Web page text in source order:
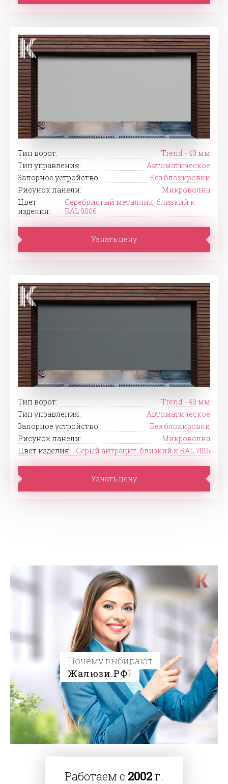
Тип ворот:
Trend - 40 мм
Тип управления:
Автоматическое
Запорное устройство:
Без блокировки
Рисунок панели:
Микроволна
Цвет
изделия:
Серебристый металлик, близкий к
RAL 9006
Узнать цену
Тип ворот:
Trend - 40 мм
Тип управления:
Автоматическое
Запорное устройство:
Без блокировки
Рисунок панели:
Микроволна
Цвет изделия:
Серый антрацит, близкий к RAL 7016
Узнать цену
Почему выбирают
Жалюзи.РФ?
Работаем с 2002 г.